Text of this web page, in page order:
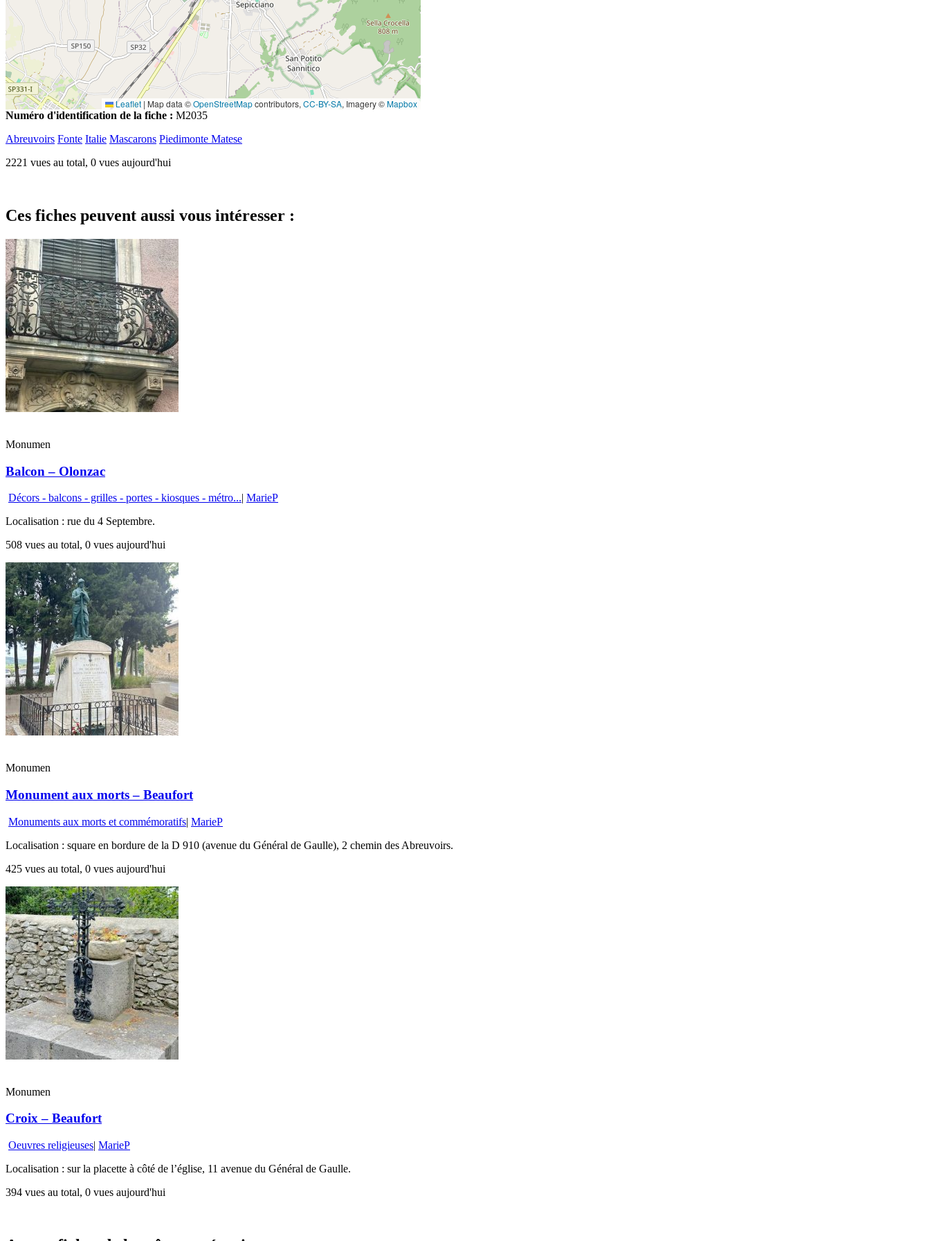
Leaflet | Map data ©OpenStreetMapcontributors, CC-BY-SA, Imagery ©Mapbox
Numéro d'identification de la fiche : M2035
Abreuvoirs Fonte Italie Mascarons Piedimonte Matese
2221 vues au total, 0 vues aujourd'hui
Ces fiches peuvent aussi vous intéresser :
Monumen
Balcon – Olonzac
Décors - balcons - grilles - portes - kiosques - métro...| MarieP
Localisation : rue du 4 Septembre.
508 vues au total, 0 vues aujourd'hui
Monumen
Monument aux morts – Beaufort
Monuments aux morts et commémoratifs| MarieP
Localisation : square en bordure de la D 910 (avenue du Général de Gaulle), 2 chemin des Abreuvoirs.
425 vues au total, 0 vues aujourd'hui
Monumen
Croix – Beaufort
Oeuvres religieuses| MarieP
Localisation : sur la placette à côté de l’église, 11 avenue du Général de Gaulle.
394 vues au total, 0 vues aujourd'hui